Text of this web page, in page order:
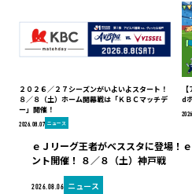
２０２６／２７シーズンがいよいよスタート！
８／８（土）ホーム開幕戦は「ＫＢＣマッチデ
ー」開催！
2026.08.07 ニュース
d
2026.08.06 ニュース
ｅＪリーグ王者がベススタに登場！
ント開催！ ８／８（土）神戸戦